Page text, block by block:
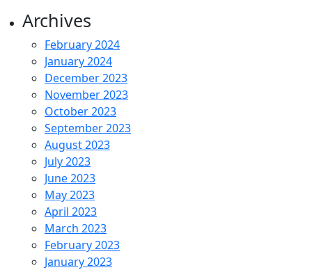
Archives
February 2024
January 2024
December 2023
November 2023
October 2023
September 2023
August 2023
July 2023
June 2023
May 2023
April 2023
March 2023
February 2023
January 2023